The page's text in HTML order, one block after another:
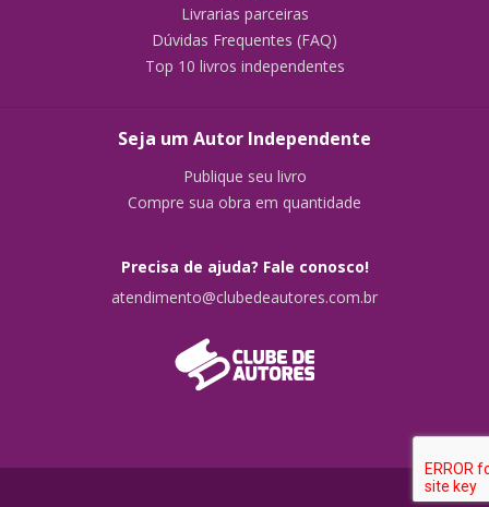
Livrarias parceiras
Dúvidas Frequentes (FAQ)
Top 10 livros independentes
Seja um Autor Independente
Publique seu livro
Compre sua obra em quantidade
Precisa de ajuda? Fale conosco!
atendimento@clubedeautores.com.br